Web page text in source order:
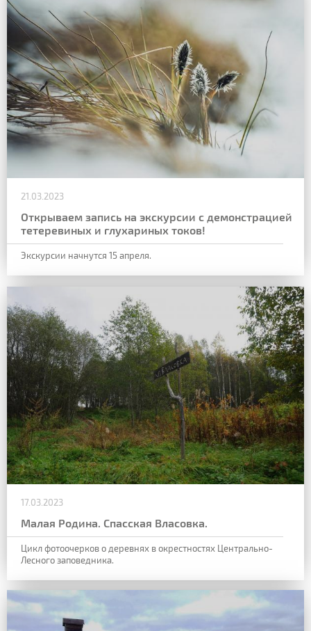
21.03.2023
Открываем запись на экскурсии с демонстрацией
тетеревиных и глухариных токов!
Экскурсии начнутся 15 апреля.
17.03.2023
Малая Родина. Спасская Власовка.
Цикл фотоочерков о деревнях в окрестностях Центрально-
Лесного заповедника.